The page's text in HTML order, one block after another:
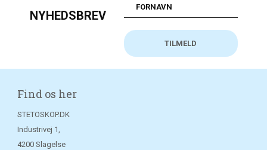
NYHEDSBREV
Find os her
STETOSKOP.DK
Industrivej 1,
4200 Slagelse